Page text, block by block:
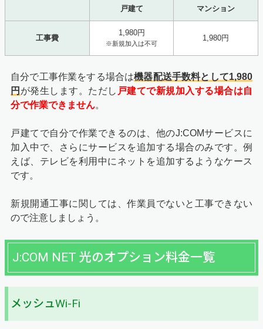
戸建て マンション
工事費
1,980円
※新規加入は不可
1,980円
自分で工事作業をする場合は機器配送手数料として1,980
円 が発生します。ただし 戸建てで新規加入する場合は自
分で作業できません。
戸建てで自分で作業できるのは、他のJ:COMサービスに
加入中で、さらにサービスを追加する場合のみです。例
えば、テレビを利用中にネットを追加するようなケース
です。
新規開通工事に関しては、作業員でないと工事できない
ので注意しましょう。
J:COM NET 光のオプション料金一覧
メッシュWi-Fi